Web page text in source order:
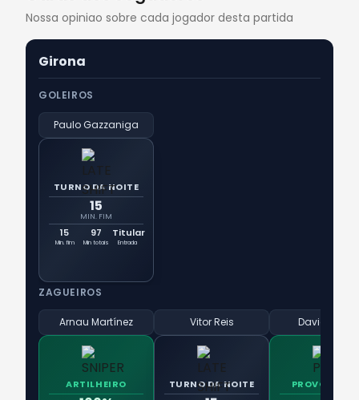
Nossa opiniao sobre cada jogador desta partida
Girona
GOLEIROS
Paulo Gazzaniga
TURNO DA NOITE
15
MIN. FIM
15
Min. fim
97
Min totais
Titular
Entrada
ZAGUEIROS
Arnau Martínez
ARTILHEIRO
Vitor Reis
TURNO DA NOITE
David López